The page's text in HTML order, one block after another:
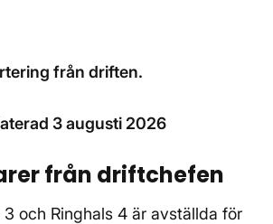
från driften.
3 augusti 2026
från driftchefen
3 och Ringhals 4 är avställda för